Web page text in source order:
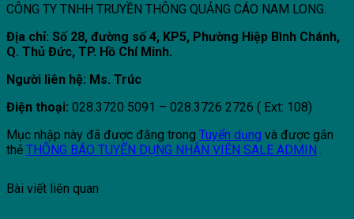
CÔNG TY TNHH TRUYỀN THÔNG QUẢNG CÁO NAM LONG.
Địa chỉ: Số 28, đường số 4, KP5, Phường Hiệp Bình Chánh,
Q. Thủ Đức, TP. Hồ Chí Minh.
Người liên hệ: Ms. Trúc
Điện thoại: 028.3720 5091 – 028.3726 2726 ( Ext: 108)
Mục nhập này đã được đăng trong Tuyển dụng và được gắn
thẻ THÔNG BÁO TUYỂN DỤNG NHÂN VIÊN SALE ADMIN .
Bài viết liên quan